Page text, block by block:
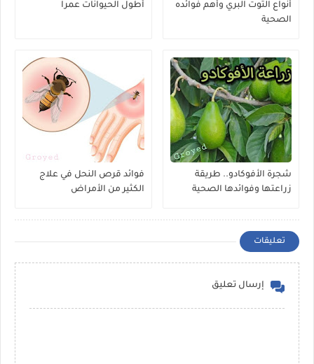
أنواع التوت البري وأهم فوائده
الصحية
أطول الحيوانات عمرا
شجرة الأفوكادو.. طريقة
زراعتها وفوائدها الصحية
فوائد قرص النحل في علاج
الكثير من الأمراض
تعليقات
إرسال تعليق